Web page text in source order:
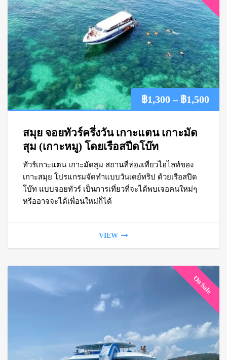
฿1,300 – ฿1,500
สมุย จอยทัวร์ครึ่งวัน เกาะแตน เกาะมัด
สุม (เกาะหมู) โดยเรือสปีดโบ๊ท
ทัวร์เกาะแตน เกาะมัดสุม สถานที่ท่องเที่ยวไฮไลท์ของ
เกาะสมุย โปรแกรมจัดทำแบบวันเดย์ทริป ด้วยเรือสปีด
โบ๊ท แบบจอยทัวร์ เป็นการเที่ยวที่จะได้พบเจอคนใหม่ๆ
หรืออาจจะได้เพื่อนใหม่ก็ได้
VIEW
On Sale